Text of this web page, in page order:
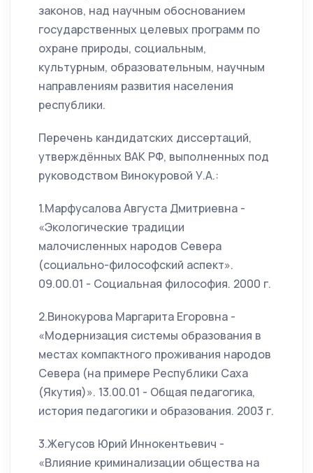
законов, над научным обоснованием
государственных целевых программ по
охране природы, социальным,
культурным, образовательным, научным
направлениям развития населения
республики.
Перечень кандидатских диссертаций,
утверждённых ВАК РФ, выполненных под
руководством Винокуровой У.А.:
1.Марфусалова Августа Дмитриевна -
«Экологические традиции
малочисленных народов Севера
(социально-философский аспект».
09.00.01 - Социальная философия. 2000 г.
2.Винокурова Маргарита Егоровна -
«Модернизация системы образования в
местах компактного проживания народов
Севера (на примере Республики Саха
(Якутия)». 13.00.01 - Общая педагогика,
история педагогики и образования. 2003 г.
3.Жегусов Юрий Иннокентьевич -
«Влияние криминализации общества на